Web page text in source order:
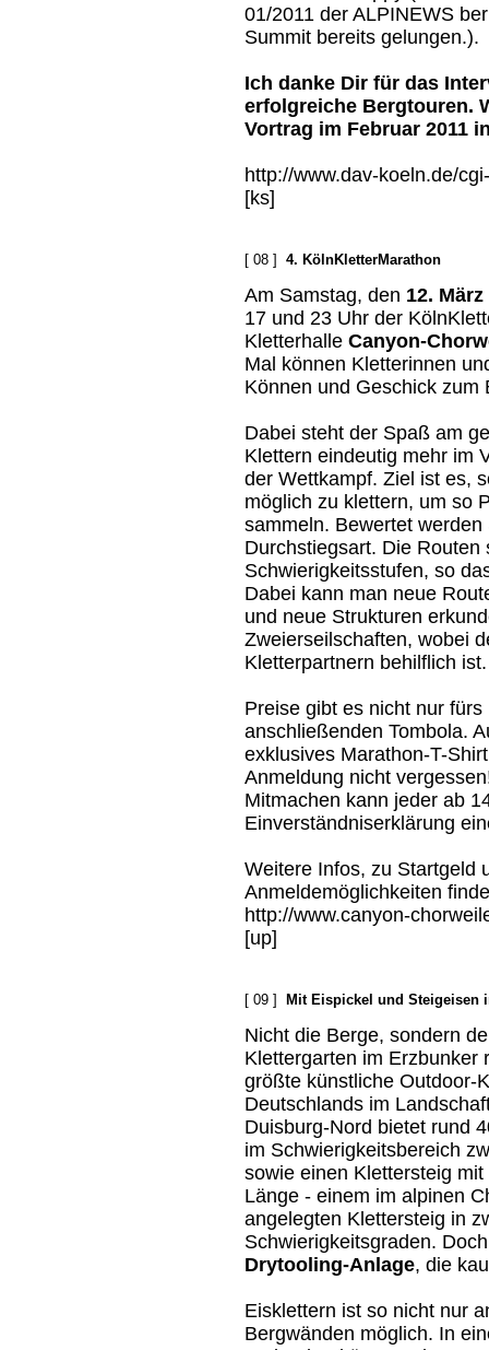
01/2011 der ALPINEWS
Summit bereits gelungen.).
Ich danke Dir für das
erfolgreiche Bergtouren.
Vortrag im Februar 2011
http://www.dav-koeln.de/
[ks]
[ 08 ] 4. KölnKletterMarathon
Am Samstag, den 12. März
17 und 23 Uhr der
Kletterhalle Canyon-
Mal können Kletterinnen
Können und Geschick zum
Dabei steht der Spaß am
Klettern eindeutig mehr im
der Wettkampf. Ziel ist es,
möglich zu klettern, um so
sammeln. Bewertet
Durchstiegsart. Die
Schwierigkeitsstufen, so
Dabei kann man neue
und neue Strukturen
Zweierseilschaften, wobei
Kletterpartnern behilflich ist.
Preise gibt es nicht nur
anschließenden Tombola.
exklusives Marathon-T-
Anmeldung nicht
Mitmachen kann jeder ab
Einverständniserklärung
Weitere Infos, zu Startgeld
Anmeldemöglichkeiten
http://www.canyon-
[up]
[ 09 ] Mit Eispickel und Steigeisen
Nicht die Berge, sondern
Klettergarten im Erzbunker
größte künstliche Outdoor-
Deutschlands im
Duisburg-Nord bietet rund
im Schwierigkeitsbereich
sowie einen Klettersteig
Länge - einem im alpinen
angelegten Klettersteig in
Schwierigkeitsgraden.
Drytooling-Anlage, die
Eisklettern ist so nicht nur
Bergwänden möglich. In